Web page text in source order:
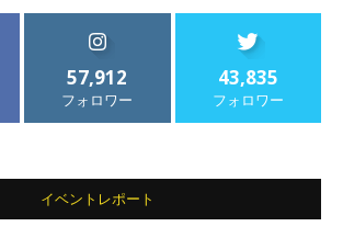
57,912
フォロワー
43,835
フォロワー
イベントレポート